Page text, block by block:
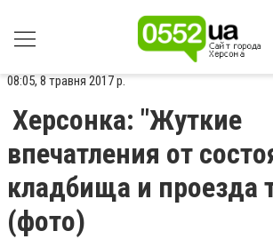
08:05, 8 травня 2017 р.
Херсонка: "Жуткие
впечатления от
кладбища и проезда
(фото)